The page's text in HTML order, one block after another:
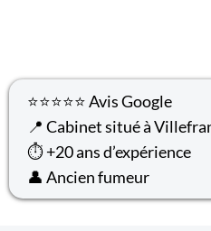
⭐⭐⭐⭐⭐ Avis Google
📍 Cabinet situé à
⏱️ +20 ans d’expérience
👤 Ancien fumeur